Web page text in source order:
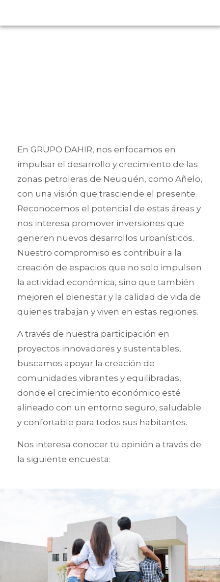
En GRUPO DAHIR, nos enfocamos en
impulsar el desarrollo y crecimiento de las
zonas petroleras de Neuquén, como Añelo,
con una visión que trasciende el presente.
Reconocemos el potencial de estas áreas y
nos interesa promover inversiones que
generen nuevos desarrollos urbanísticos.
Nuestro compromiso es contribuir a la
creación de espacios que no solo impulsen
la actividad económica, sino que también
mejoren el bienestar y la calidad de vida de
quienes trabajan y viven en estas regiones.
A través de nuestra participación en
proyectos innovadores y sustentables,
buscamos apoyar la creación de
comunidades vibrantes y equilibradas,
donde el crecimiento económico esté
alineado con un entorno seguro, saludable
y confortable para todos sus habitantes.
Nos interesa conocer tu opinión a través de
la siguiente encuesta: